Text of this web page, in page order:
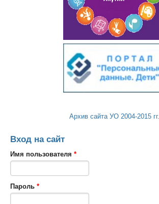
Архив сайта УО 2004-2015 гг.
Вход на сайт
Имя пользователя *
Пароль *